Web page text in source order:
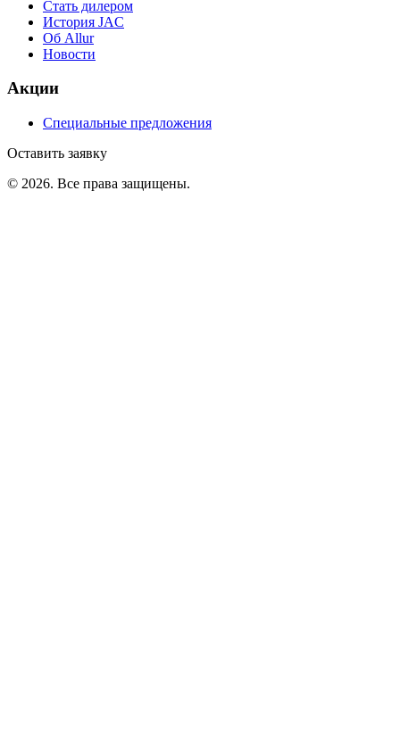
Стать дилером
История JAC
Об Allur
Новости
Акции
Специальные предложения
Оставить заявку
© 2026. Все права защищены.